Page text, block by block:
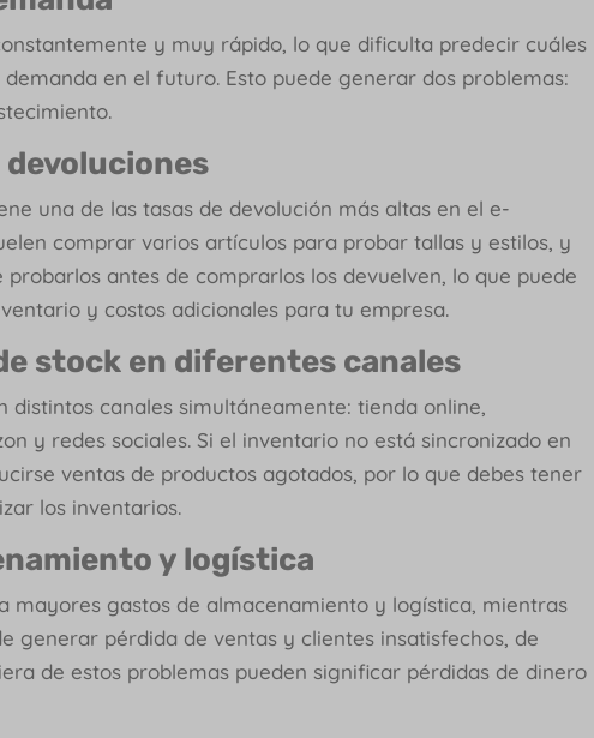
y muy rápido, lo que dificulta predecir cuáles
en el futuro. Esto puede generar dos problemas:
una de las tasas de devolución más altas en el e-
comprar varios artículos para probar tallas y estilos, y
antes de comprarlos los devuelven, lo que puede
y costos adicionales para tu empresa.
stock en diferentes canales
distintos canales simultáneamente: tienda online,
y redes sociales. Si el inventario no está sincronizado en
ventas de productos agotados, por lo que debes tener
los inventarios.
y logística
mayores gastos de almacenamiento y logística, mientras
generar pérdida de ventas y clientes insatisfechos, de
de estos problemas pueden significar pérdidas de dinero